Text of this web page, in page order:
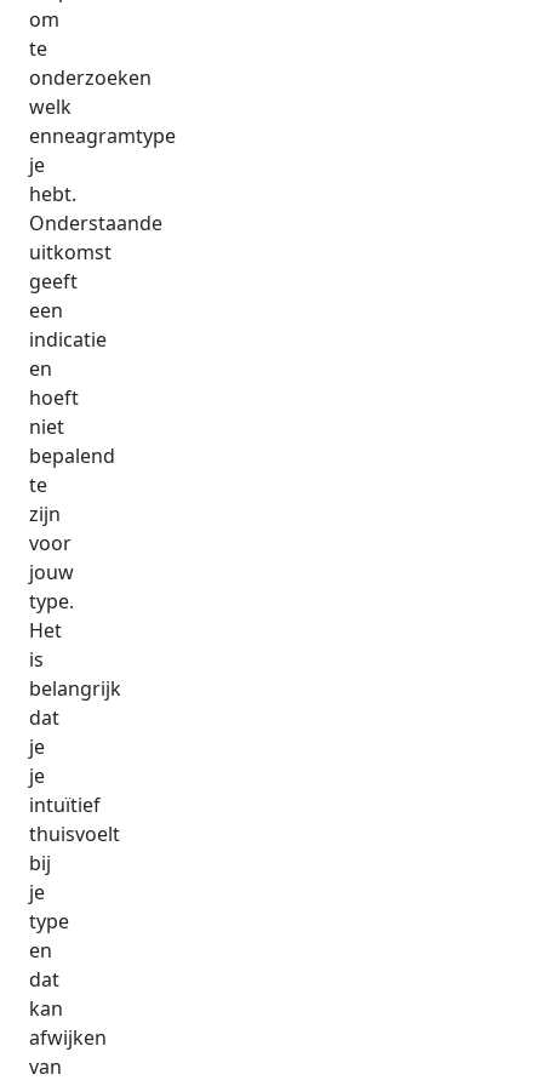
om
te
onderzoeken
welk
enneagramtype
je
hebt.
Onderstaande
uitkomst
geeft
een
indicatie
en
hoeft
niet
bepalend
te
zijn
voor
jouw
type.
Het
is
belangrijk
dat
je
je
intuïtief
thuisvoelt
bij
je
type
en
dat
kan
afwijken
van